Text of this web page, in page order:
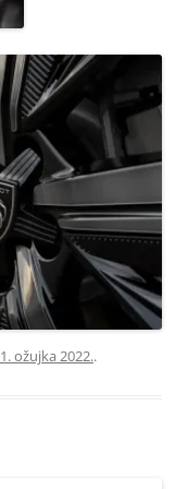
1. ožujka 2022..